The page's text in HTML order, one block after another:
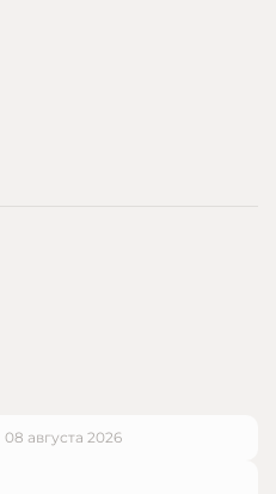
08 августа 2026